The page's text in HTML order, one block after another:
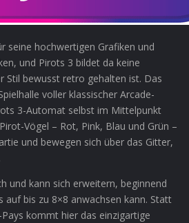
seine hochwertigen Grafiken und
und Pirots 3 bildet da keine
Stil bewusst retro gehalten ist. Das
voller klassischer Arcade-
3-Automat selbst im Mittelpunkt
Vögel – Rot, Pink, Blau und Grün –
und bewegen sich über das Gitter,
und kann sich erweitern, beginnend
auf bis zu 8×8 anwachsen kann. Statt
kommt hier das einzigartige